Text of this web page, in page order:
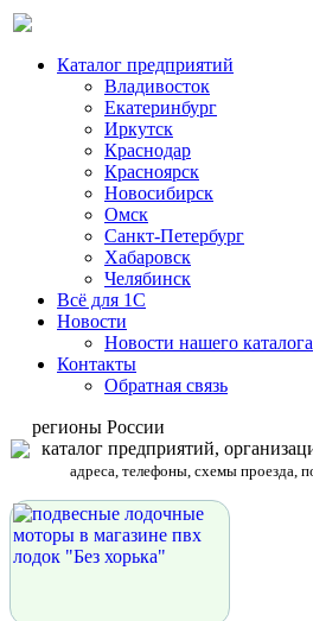
Каталог предприятий
Владивосток
Екатеринбург
Иркутск
Краснодар
Красноярск
Новосибирск
Омск
Санкт-Петербург
Хабаровск
Челябинск
Всё для 1С
Новости
Новости нашего каталога
Контакты
Обратная связь
регионы России
каталог предприятий,
адреса, телефоны, схемы проезда,